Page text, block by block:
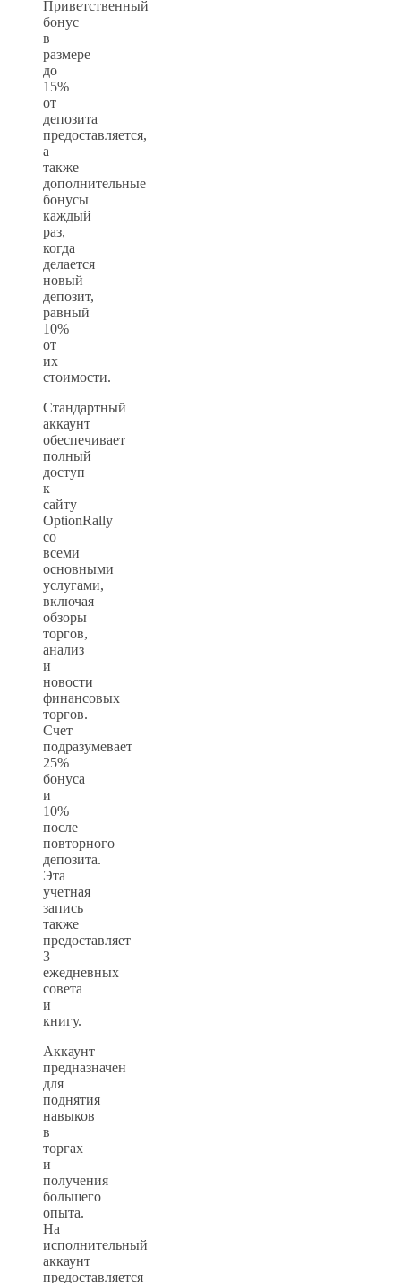
Приветственный
бонус
в
размере
до
15%
от
депозита
предоставляется,
а
также
дополнительные
бонусы
каждый
раз,
когда
делается
новый
депозит,
равный
10%
от
их
стоимости.
Стандартный
аккаунт
обеспечивает
полный
доступ
к
сайту
OptionRally
со
всеми
основными
услугами,
включая
обзоры
торгов,
анализ
и
новости
финансовых
торгов.
Счет
подразумевает
25%
бонуса
и
10%
после
повторного
депозита.
Эта
учетная
запись
также
предоставляет
3
ежедневных
совета
и
книгу.
Аккаунт
предназначен
для
поднятия
навыков
в
торгах
и
получения
большего
опыта.
На
исполнительный
аккаунт
предоставляется